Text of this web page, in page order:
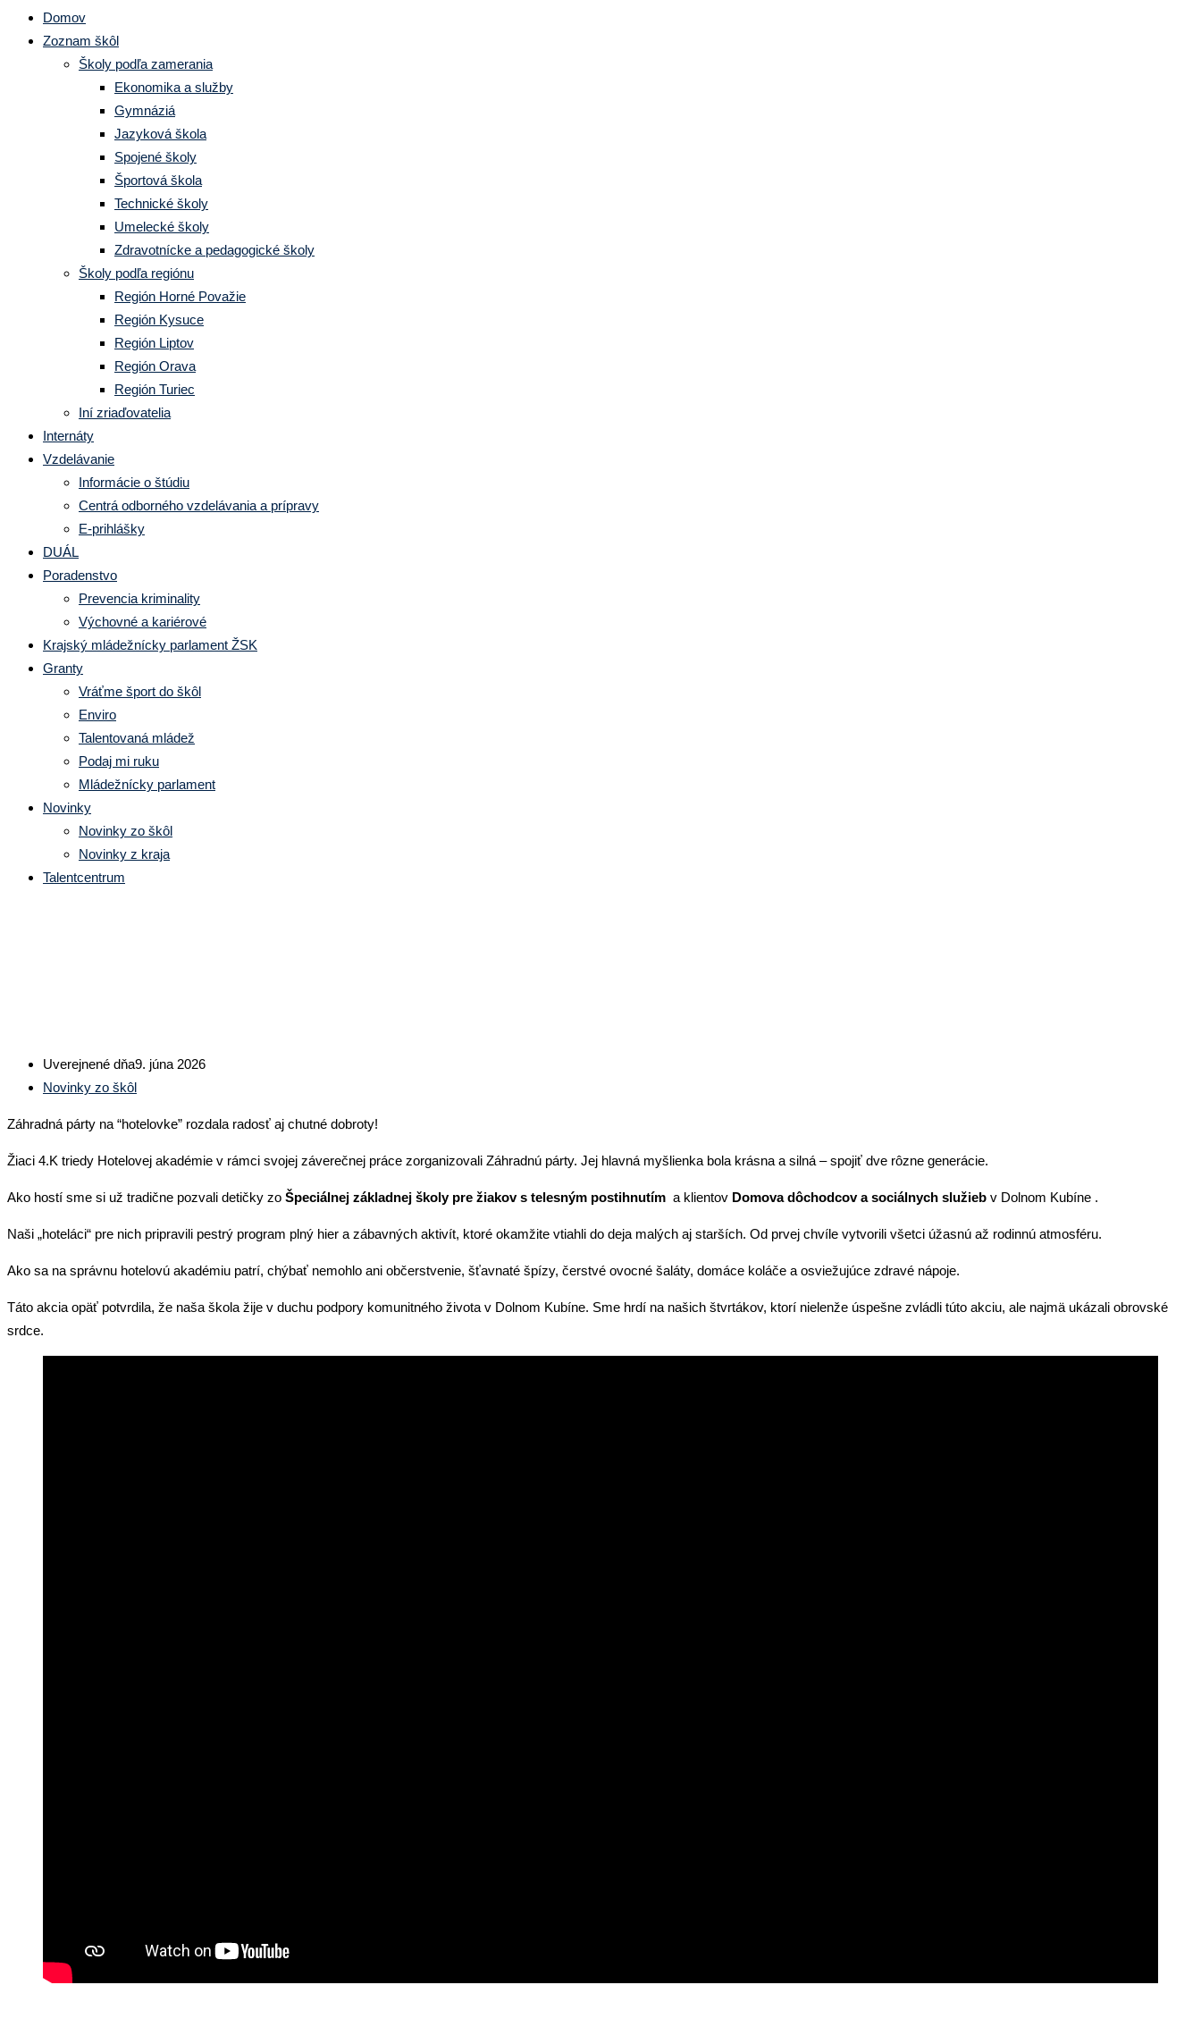
Domov
Zoznam škôl
Školy podľa zamerania
Ekonomika a služby
Gymnáziá
Jazyková škola
Spojené školy
Športová škola
Technické školy
Umelecké školy
Zdravotnícke a pedagogické školy
Školy podľa regiónu
Región Horné Považie
Región Kysuce
Región Liptov
Región Orava
Región Turiec
Iní zriaďovatelia
Internáty
Vzdelávanie
Informácie o štúdiu
Centrá odborného vzdelávania a prípravy
E-prihlášky
DUÁL
Poradenstvo
Prevencia kriminality
Výchovné a kariérové
Krajský mládežnícky parlament ŽSK
Granty
Vráťme šport do škôl
Enviro
Talentovaná mládež
Podaj mi ruku
Mládežnícky parlament
Novinky
Novinky zo škôl
Novinky z kraja
Talentcentrum
Uverejnené dňa9. júna 2026
Novinky zo škôl
Záhradná párty na “hotelovke” rozdala radosť aj chutné dobroty!
Žiaci 4.K triedy Hotelovej akadémie v rámci svojej záverečnej práce zorganizovali Záhradnú párty. Jej hlavná myšlienka bola krásna a silná – spojiť dve rôzne generácie.
Ako hostí sme si už tradične pozvali detičky zo Špeciálnej základnej školy pre žiakov s telesným postihnutím a klientov Domova dôchodcov a sociálnych služieb v Dolnom Kubíne .
Naši „hoteláci“ pre nich pripravili pestrý program plný hier a zábavných aktivít, ktoré okamžite vtiahli do deja malých aj starších. Od prvej chvíle vytvorili všetci úžasnú až rodinnú atmosféru.
Ako sa na správnu hotelovú akadémiu patrí, chýbať nemohlo ani občerstvenie, šťavnaté špízy, čerstvé ovocné šaláty, domáce koláče a osviežujúce zdravé nápoje.
Táto akcia opäť potvrdila, že naša škola žije v duchu podpory komunitného života v Dolnom Kubíne. Sme hrdí na našich štvrtákov, ktorí nielenže úspešne zvládli túto akciu, ale najmä ukázali obrovské
srdce.